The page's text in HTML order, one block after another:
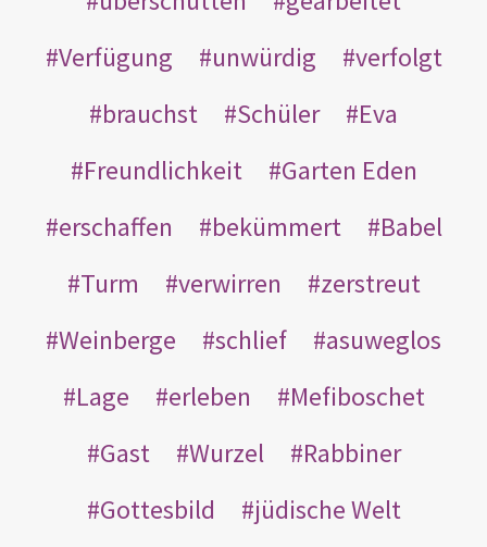
Verfügung
unwürdig
verfolgt
brauchst
Schüler
Eva
Freundlichkeit
Garten Eden
erschaffen
bekümmert
Babel
Turm
verwirren
zerstreut
Weinberge
schlief
asuweglos
Lage
erleben
Mefiboschet
Gast
Wurzel
Rabbiner
Gottesbild
jüdische Welt